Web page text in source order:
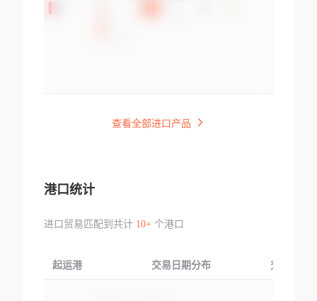
查看全部进口产品
港口统计
进口贸易匹配到共计 10+个港口
起运港 交易日期分布 交易产品